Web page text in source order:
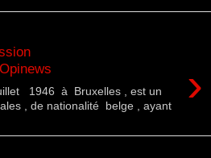
›
1946 à Bruxelles , est un
, de nationalité belge , ayant